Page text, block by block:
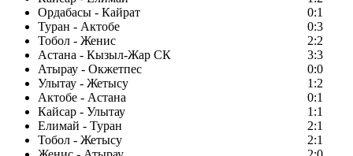
Ордабасы - Кайрат
0:1
Туран - Актобе
0:3
Тобол - Женис
2:2
Астана - Кызыл-Жар СК
3:3
Атырау - Окжетпес
0:0
Улытау - Жетысу
1:2
Актобе - Астана
0:1
Кайсар - Улытау
1:1
Елимай - Туран
2:1
Тобол - Жетысу
2:1